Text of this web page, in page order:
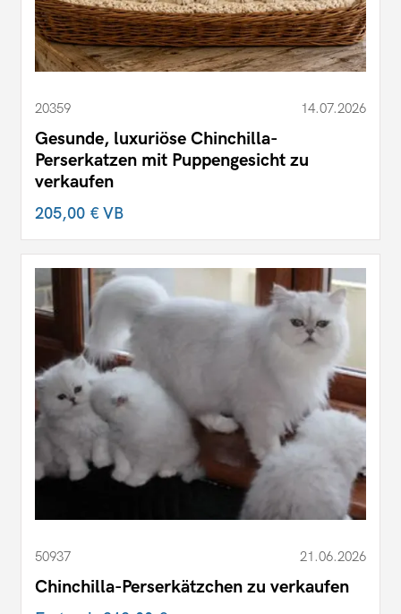
20359 14.07.2026
Gesunde, luxuriöse Chinchilla-
Perserkatzen mit Puppengesicht zu
verkaufen
205,00 €VB
50937 21.06.2026
Chinchilla-Perserkätzchen zu verkaufen